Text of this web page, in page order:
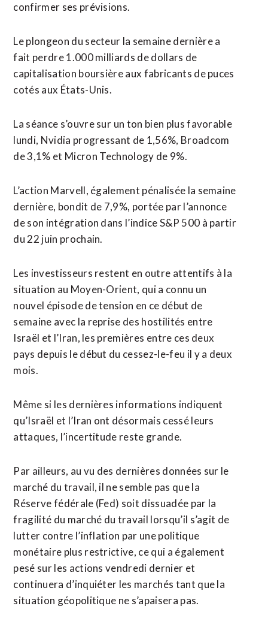
confirmer ses prévisions.
Le plongeon du secteur la semaine dernière a
fait perdre 1.000 milliards de dollars de
capitalisation boursière aux fabricants de puces
cotés aux États-Unis.
La séance s’ouvre sur ⁠un ton bien plus favorable
lundi, Nvidia progressant de 1,56%, Broadcom
de 3,1% et Micron ⁠Technology de 9%.
L’action Marvell, également pénalisée la semaine
dernière, bondit de 7,9%, portée par l’annonce
de son intégration dans l’indice S&P 500 à partir
du 22 juin prochain.
Les investisseurs restent en outre attentifs à la
situation au Moyen-Orient, qui a connu un
nouvel épisode de tension en ce ⁠début ‌de
semaine avec la reprise des hostilités entre
Israël et l’Iran, les premières ⁠entre ces deux
pays depuis le début du cessez-le-feu il ​y a deux ​
mois.
Même si les dernières informations indiquent
qu’Israël et l’Iran ont désormais cessé leurs
attaques, l’incertitude reste ​grande.
Par ailleurs, au vu des dernières données sur le
marché du travail, il ne semble pas que la
Réserve fédérale (Fed) soit ‌dissuadée par la ​
fragilité du marché du travail lorsqu’il s’agit de
lutter contre l’inflation par une politique
monétaire plus ​restrictive, ce qui a également
pesé sur les actions vendredi dernier et
continuera d’inquiéter les marchés tant que la
situation géopolitique ne s’apaisera pas.